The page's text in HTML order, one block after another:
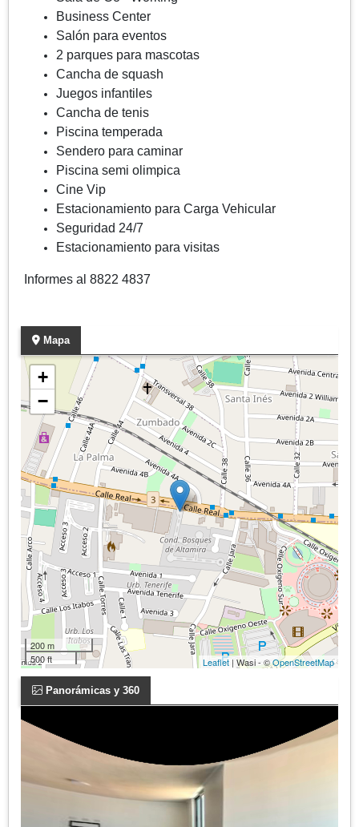
Business Center
Salón para eventos
2 parques para mascotas
Cancha de squash
Juegos infantiles
Cancha de tenis
Piscina temperada
Sendero para caminar
Piscina semi olimpica
Cine Vip
Estacionamiento para Carga Vehicular
Seguridad 24/7
Estacionamiento para visitas
Informes al 8822 4837
Mapa
+
−
200 m
500 ft
Leaflet | Wasi - ©OpenStreetMap
Panorámicas y 360